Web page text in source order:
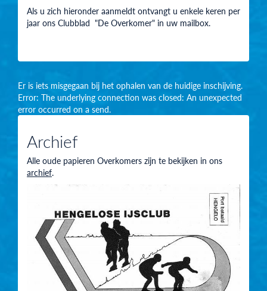
Als u zich hieronder aanmeldt ontvangt u enkele keren per
jaar ons Clubblad "De Overkomer" in uw mailbox.
Er is iets misgegaan bij het ophalen van de huidige inschijving.
Error: The underlying connection was closed: An unexpected
error occurred on a send.
Archief
Alle oude papieren Overkomers zijn te bekijken in ons
archief.